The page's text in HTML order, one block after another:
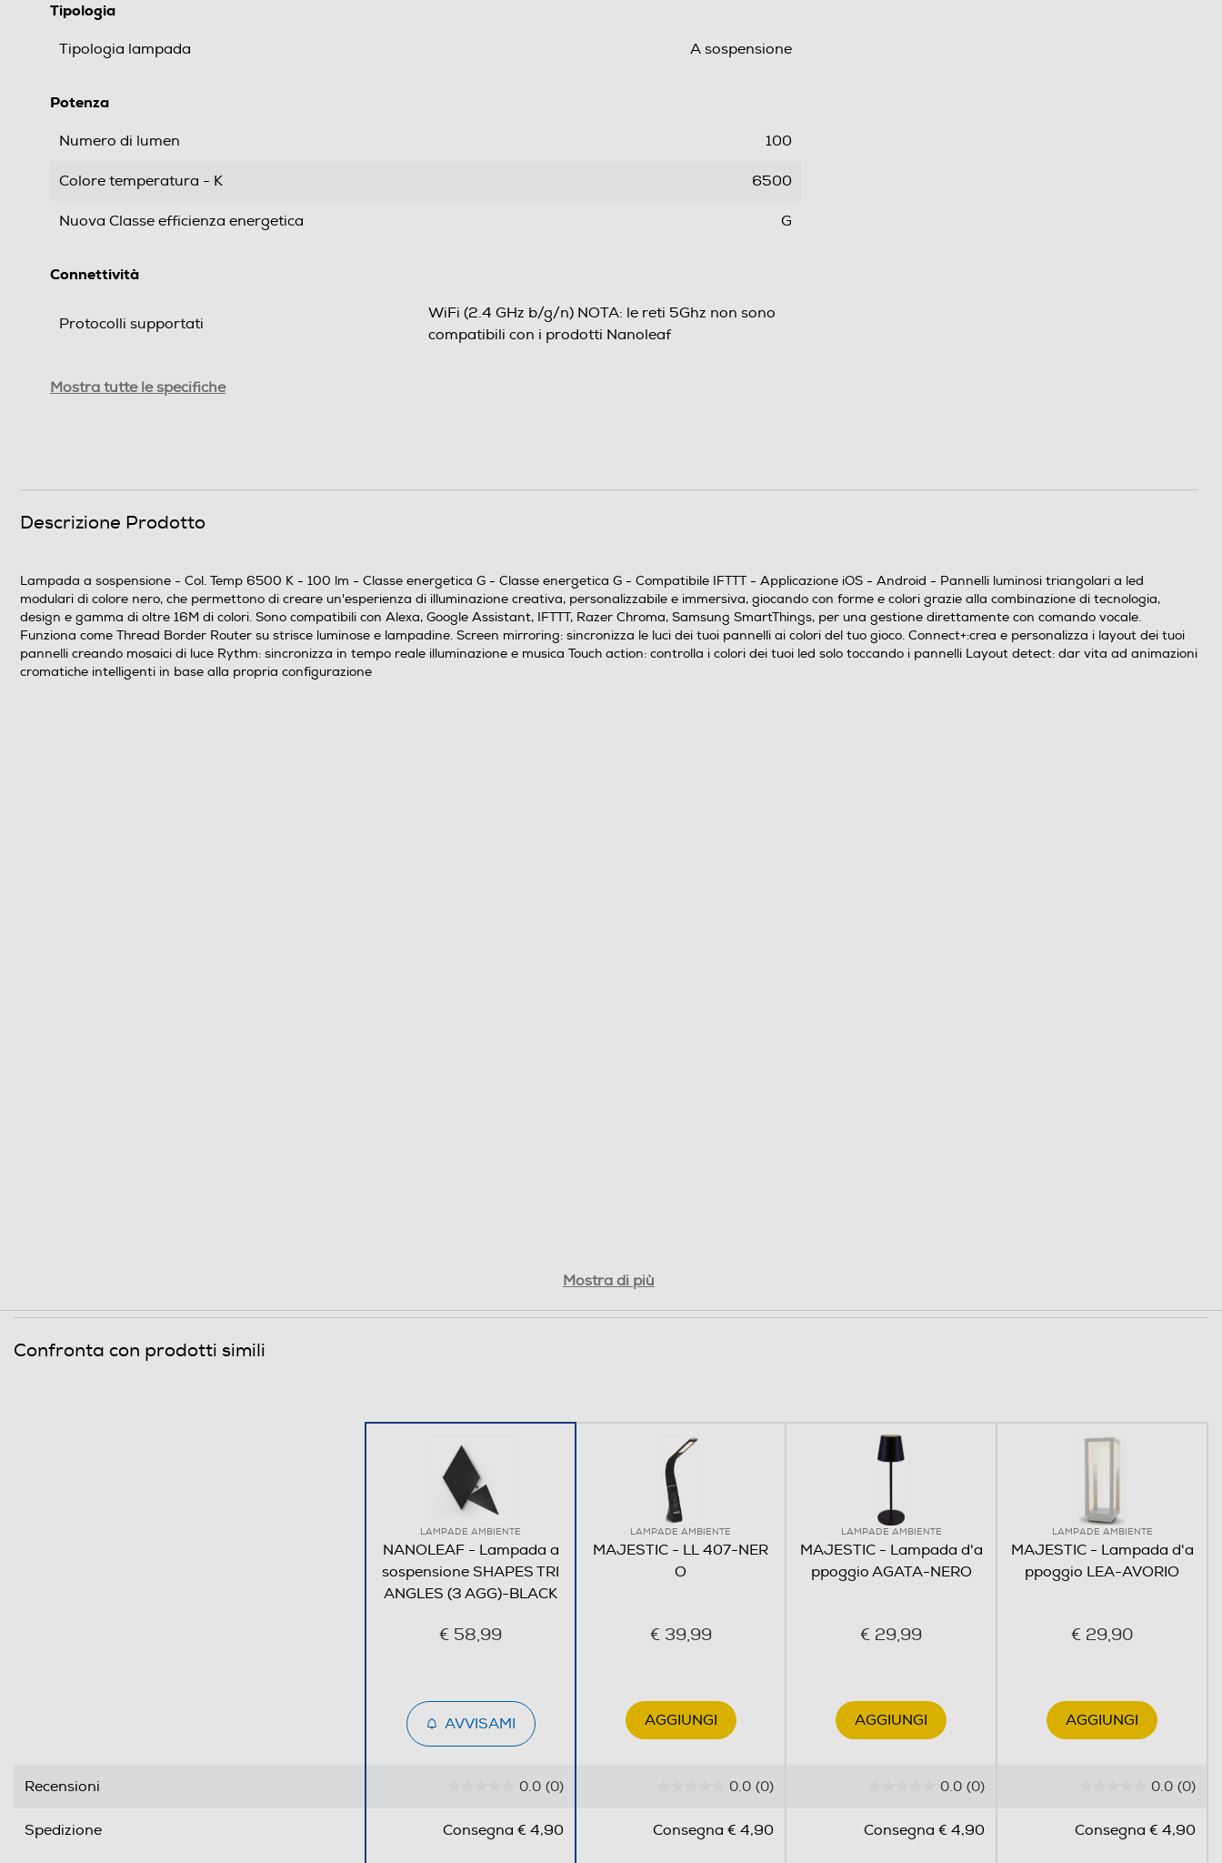
Tipologia
Tipologia lampada A sospensione
Potenza
Numero di lumen 100
Colore temperatura - K 6500
Nuova Classe efficienza energetica G
Connettività
Protocolli supportati
WiFi (2.4 GHz b/g/n) NOTA: le reti 5Ghz non sono
compatibili con i prodotti Nanoleaf
Profondità-mm 6
Peso-Kg 0,141
Informazioni sulla sicurezza del prodotto
Mostra tutte le specifiche
Descrizione Prodotto
Lampada a sospensione - Col. Temp 6500 K - 100 lm - Classe energetica G - Classe energetica G - Compatibile IFTTT - Applicazione iOS - Android - Pannelli luminosi triangolari a led
modulari di colore nero, che permettono di creare un'esperienza di illuminazione creativa, personalizzabile e immersiva, giocando con forme e colori grazie alla combinazione di tecnologia,
design e gamma di oltre 16M di colori. Sono compatibili con Alexa, Google Assistant, IFTTT, Razer Chroma, Samsung SmartThings, per una gestione direttamente con comando vocale.
Funziona come Thread Border Router su strisce luminose e lampadine. Screen mirroring: sincronizza le luci dei tuoi pannelli ai colori del tuo gioco. Connect+:crea e personalizza i layout dei tuoi
pannelli creando mosaici di luce Rythm: sincronizza in tempo reale illuminazione e musica Touch action: controlla i colori dei tuoi led solo toccando i pannelli Layout detect: dar vita ad animazioni
cromatiche intelligenti in base alla propria configurazione
Mostra di più
Confronta con prodotti simili
LAMPADE AMBIENTE
NANOLEAF - Lampada a
sospensione SHAPES TRI
ANGLES (3 AGG)-BLACK
€ 58,99
AVVISAMI
LAMPADE AMBIENTE
MAJESTIC - LL 407-NER
O
€ 39,99
AGGIUNGI
LAMPADE AMBIENTE
MAJESTIC - Lampada d'a
ppoggio AGATA-NERO
€ 29,99
AGGIUNGI
LAMPADE AMBIENTE
MAJESTIC - Lampada d'a
ppoggio LEA-AVORIO
€ 29,90
AGGIUNGI
Recensioni 0.0 (0) 0.0 (0) 0.0 (0) 0.0 (0)
Spedizione Consegna € 4,90 Consegna € 4,90 Consegna € 4,90 Consegna € 4,90